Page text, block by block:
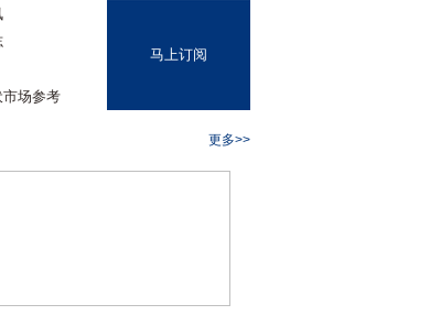
场参考
马上订阅
更多>>